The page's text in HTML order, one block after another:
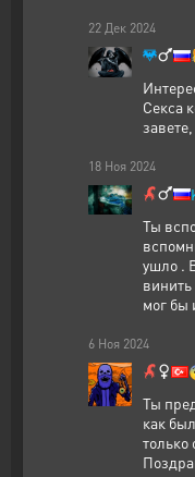
22 Дек 2024
Секса
18 Ноя 2024
Ты
ушло .
мог бы
6 Ноя 2024
Ты
как
только